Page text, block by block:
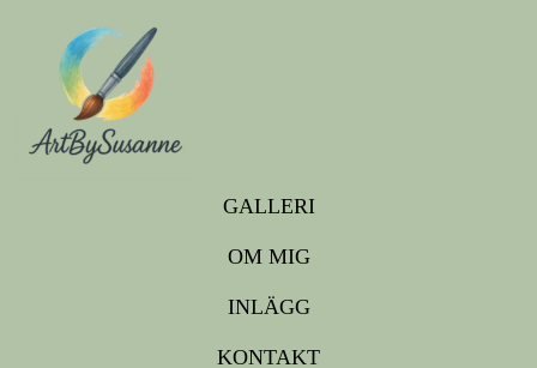
GALLERI
OM MIG
INLÄGG
KONTAKT